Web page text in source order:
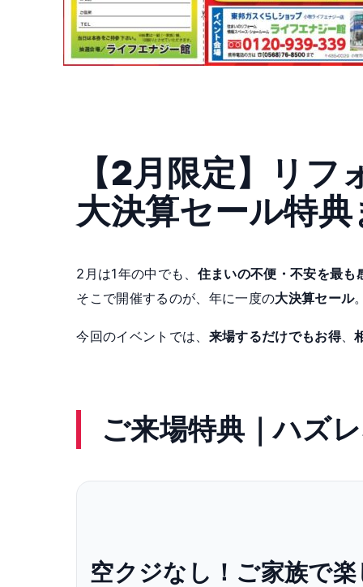
【2月限定】リフ
大決算セール特
2月は1年の中でも、 住まいの不便・不安を最も
そこで開催するのが、年に一度の大決算セール
今回のイベントでは、 来場するだけでもお得、
ご来場特典｜ハズ
空クジなし！ご家族で